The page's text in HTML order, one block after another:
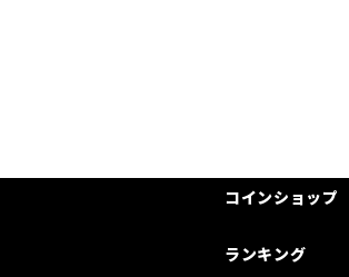
コインショップ
ランキング